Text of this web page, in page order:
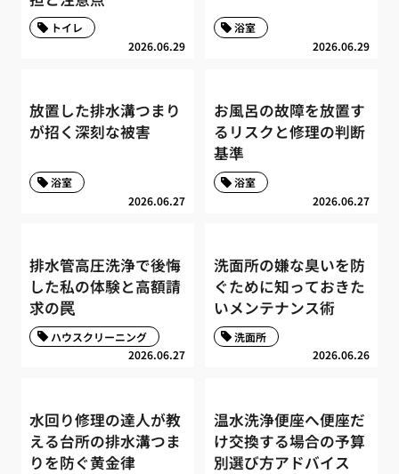
2026.06.29
トイレ
2026.06.29
浴室
放置した排水溝つまり
が招く深刻な被害
2026.06.27
浴室
お風呂の故障を放置す
るリスクと修理の判断
基準
2026.06.27
浴室
排水管高圧洗浄で後悔
した私の体験と高額請
求の罠
2026.06.27
ハウスクリーニング
洗面所の嫌な臭いを防
ぐために知っておきた
いメンテナンス術
2026.06.26
洗面所
水回り修理の達人が教
える台所の排水溝つま
りを防ぐ黄金律
温水洗浄便座へ便座だ
け交換する場合の予算
別選び方アドバイス